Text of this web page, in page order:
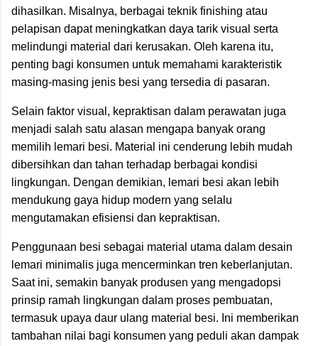
dihasilkan. Misalnya, berbagai teknik finishing atau
pelapisan dapat meningkatkan daya tarik visual serta
melindungi material dari kerusakan. Oleh karena itu,
penting bagi konsumen untuk memahami karakteristik
masing-masing jenis besi yang tersedia di pasaran.
Selain faktor visual, kepraktisan dalam perawatan juga
menjadi salah satu alasan mengapa banyak orang
memilih lemari besi. Material ini cenderung lebih mudah
dibersihkan dan tahan terhadap berbagai kondisi
lingkungan. Dengan demikian, lemari besi akan lebih
mendukung gaya hidup modern yang selalu
mengutamakan efisiensi dan kepraktisan.
Penggunaan besi sebagai material utama dalam desain
lemari minimalis juga mencerminkan tren keberlanjutan.
Saat ini, semakin banyak produsen yang mengadopsi
prinsip ramah lingkungan dalam proses pembuatan,
termasuk upaya daur ulang material besi. Ini memberikan
tambahan nilai bagi konsumen yang peduli akan dampak